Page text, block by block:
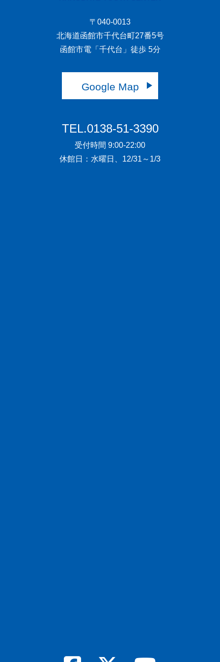
〒040-0013
北海道函館市千代台町27番5号
函館市電「千代台」徒歩 5分
Google Map
TEL.0138-51-3390
受付時間 9:00-22:00
休館日：水曜日、12/31～1/3